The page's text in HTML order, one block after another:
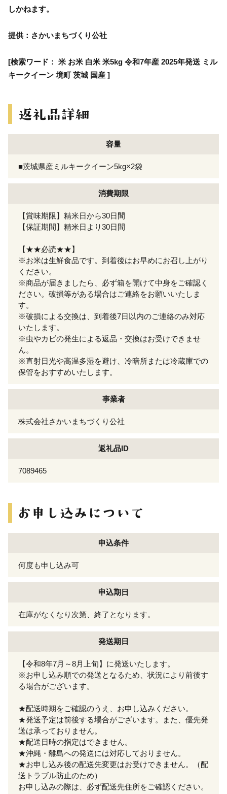
しかねます。
提供：さかいまちづくり公社
[検索ワード： 米 お米 白米 米5kg 令和7年産 2025年発送 ミル
キークイーン 境町 茨城 国産 ]
容量
■茨城県産ミルキークイーン5kg×2袋
消費期限
【賞味期限】精米日から30日間
【保証期間】精米日より30日間
【★★必読★★】
※お米は生鮮食品です。到着後はお早めにお召し上がり
ください。
※商品が届きましたら、必ず箱を開けて中身をご確認く
ださい。破損等がある場合はご連絡をお願いいたしま
す。
※破損による交換は、到着後7日以内のご連絡のみ対応
いたします。
※虫やカビの発生による返品・交換はお受けできませ
ん。
※直射日光や高温多湿を避け、冷暗所または冷蔵庫での
保管をおすすめいたします。
事業者
株式会社さかいまちづくり公社
返礼品ID
7089465
申込条件
何度も申し込み可
申込期日
在庫がなくなり次第、終了となります。
発送期日
【令和8年7月～8月上旬】に発送いたします。
※お申し込み順での発送となるため、状況により前後す
る場合がございます。
★配送時期をご確認のうえ、お申し込みください。
★発送予定は前後する場合がございます。また、優先発
送は承っておりません。
★配送日時の指定はできません。
★沖縄・離島への発送には対応しておりません。
★お申し込み後の配送先変更はお受けできません。（配
送トラブル防止のため）
お申し込みの際は、必ず配送先住所をご確認ください。